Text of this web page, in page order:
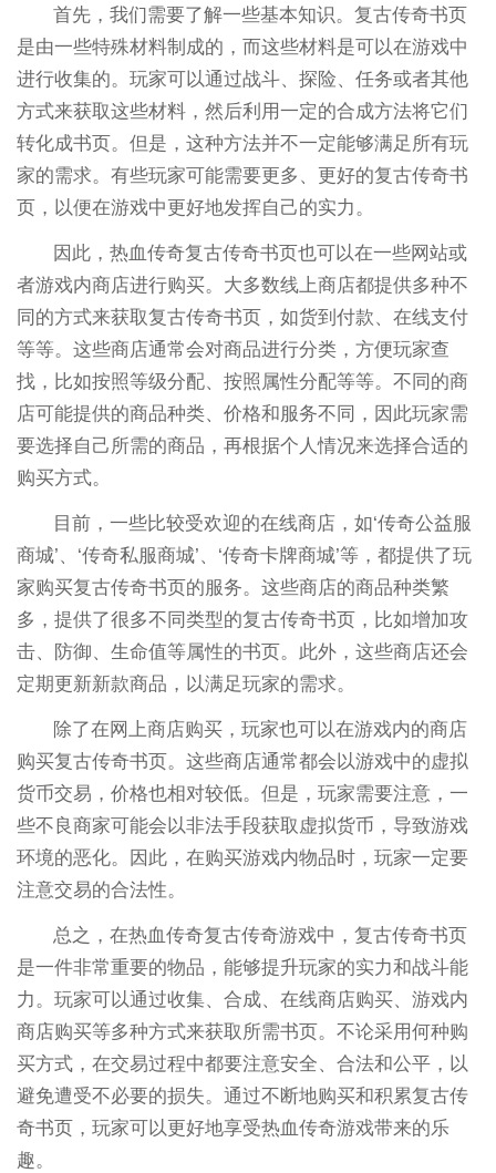
首先，我们需要了解一些基本知识。复古传奇书页
是由一些特殊材料制成的，而这些材料是可以在游戏中
进行收集的。玩家可以通过战斗、探险、任务或者其他
方式来获取这些材料，然后利用一定的合成方法将它们
转化成书页。但是，这种方法并不一定能够满足所有玩
家的需求。有些玩家可能需要更多、更好的复古传奇书
页，以便在游戏中更好地发挥自己的实力。
因此，热血传奇复古传奇书页也可以在一些网站或
者游戏内商店进行购买。大多数线上商店都提供多种不
同的方式来获取复古传奇书页，如货到付款、在线支付
等等。这些商店通常会对商品进行分类，方便玩家查
找，比如按照等级分配、按照属性分配等等。不同的商
店可能提供的商品种类、价格和服务不同，因此玩家需
要选择自己所需的商品，再根据个人情况来选择合适的
购买方式。
目前，一些比较受欢迎的在线商店，如‘传奇公益服
商城’、‘传奇私服商城’、‘传奇卡牌商城’等，都提供了玩
家购买复古传奇书页的服务。这些商店的商品种类繁
多，提供了很多不同类型的复古传奇书页，比如增加攻
击、防御、生命值等属性的书页。此外，这些商店还会
定期更新新款商品，以满足玩家的需求。
除了在网上商店购买，玩家也可以在游戏内的商店
购买复古传奇书页。这些商店通常都会以游戏中的虚拟
货币交易，价格也相对较低。但是，玩家需要注意，一
些不良商家可能会以非法手段获取虚拟货币，导致游戏
环境的恶化。因此，在购买游戏内物品时，玩家一定要
注意交易的合法性。
总之，在热血传奇复古传奇游戏中，复古传奇书页
是一件非常重要的物品，能够提升玩家的实力和战斗能
力。玩家可以通过收集、合成、在线商店购买、游戏内
商店购买等多种方式来获取所需书页。不论采用何种购
买方式，在交易过程中都要注意安全、合法和公平，以
避免遭受不必要的损失。通过不断地购买和积累复古传
奇书页，玩家可以更好地享受热血传奇游戏带来的乐
趣。